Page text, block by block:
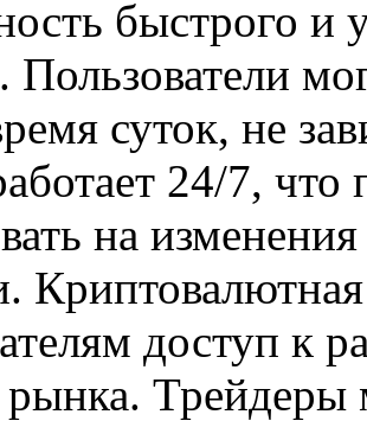
быстрого и
Пользователи
суток, не
24/7, что
на
доступ к
рынка. Трейдеры